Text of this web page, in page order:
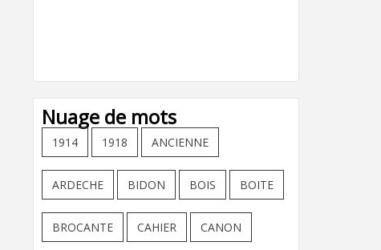
Nuage de mots
1914 1918 ANCIENNE
ARDECHE BIDON BOIS BOITE
BROCANTE CAHIER CANON